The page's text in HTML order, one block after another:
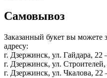
Самовывоз
Заказанный букет вы можете
адресу:
г. Дзержинск, ул. Гайдара, 22
г. Дзержинск, ул.
г. Дзержинск, ул. Чкалова,